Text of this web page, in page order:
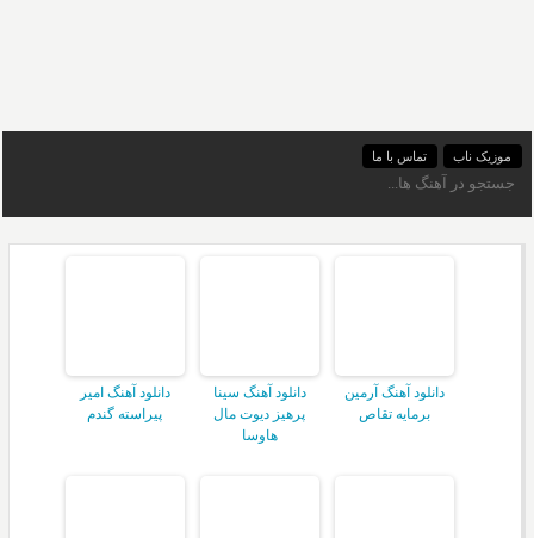
موزیک ناب تماس با ما
دانلود آهنگ آرمین
برمایه تقاص
دانلود آهنگ سینا
پرهیز دیوت مال
هاوسا
دانلود آهنگ امیر
پیراسته گندم